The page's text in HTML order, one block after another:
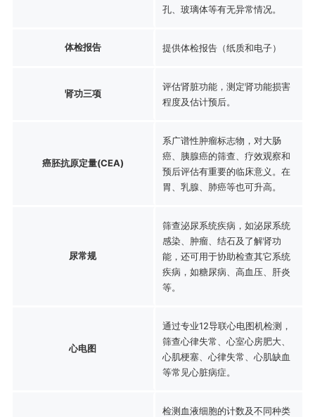
孔、玻璃体等有无异常情况。
体检报告 提供体检报告（纸质和电子）
肾功三项
评估肾脏功能，测定肾功能损害
程度及估计预后。
癌胚抗原定量(CEA)
系广谱性肿瘤标志物，对大肠
癌、胰腺癌的筛查、疗效观察和
预后评估有重要的临床意义。在
胃、乳腺、肺癌等也可升高。
尿常规
筛查泌尿系统疾病，如泌尿系统
感染、肿瘤、结石及了解肾功
能，还可用于协助检查其它系统
疾病，如糖尿病、高血压、肝炎
等。
心电图
通过专业12导联心电图机检测，
筛查心律失常、心室心房肥大、
心肌梗塞、心律失常、心肌缺血
等常见心脏病症。
检测血液细胞的计数及不同种类